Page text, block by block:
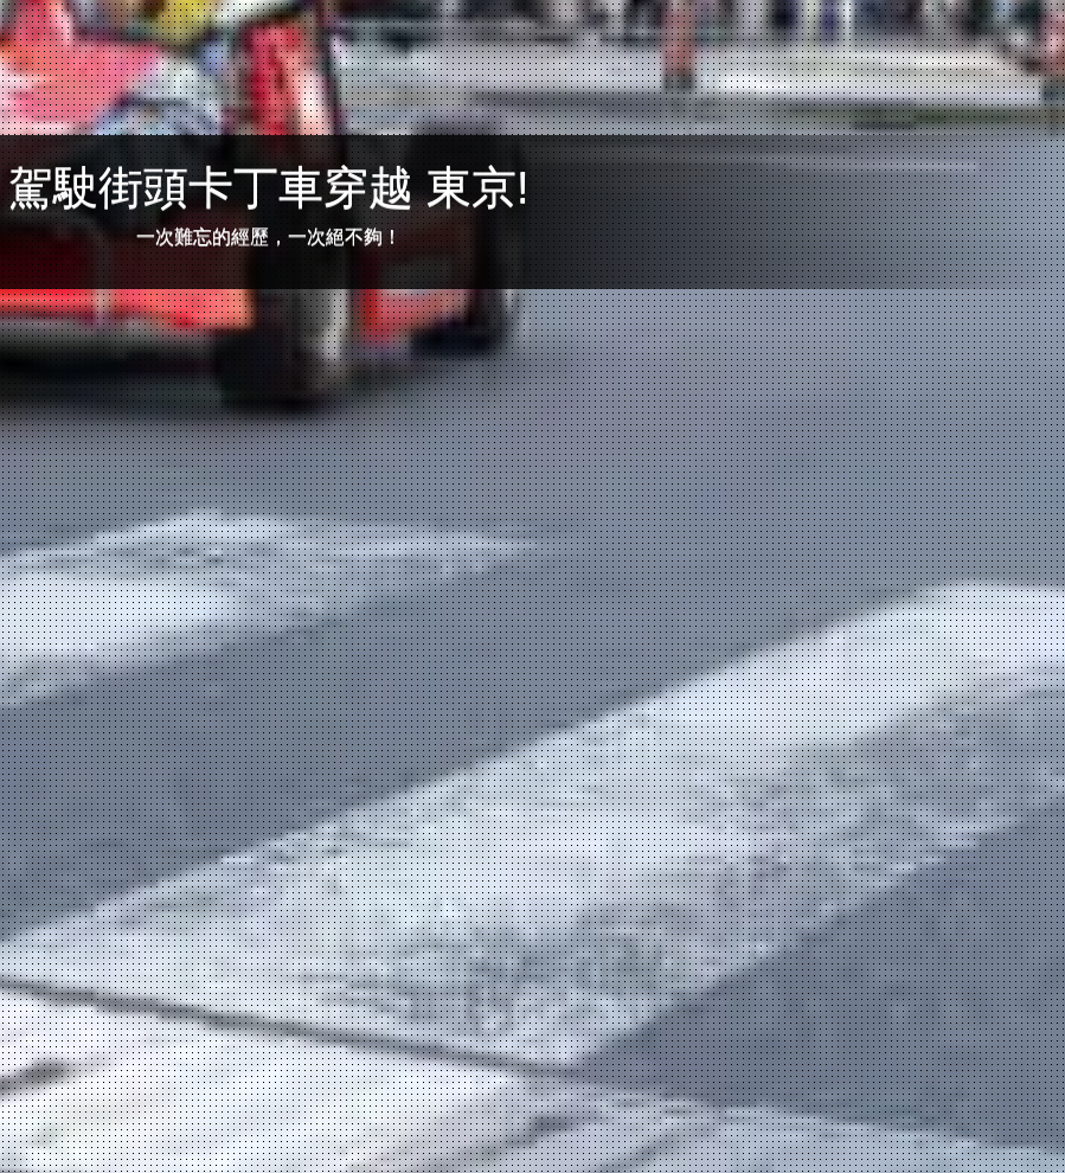
駕駛街頭卡丁車穿越 東京!
一次難忘的經歷，一次絕不夠！